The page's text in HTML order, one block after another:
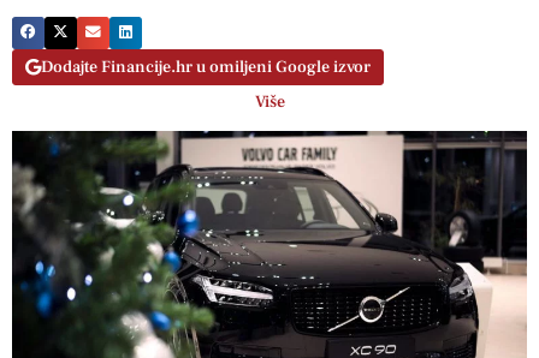
Dodajte Financije.hr u omiljeni Google izvor
Više